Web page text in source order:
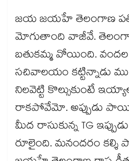
జయ జయహే తెలంగాణ
మోగుతాంది వాజీవే.
బతుకమ్మ వోయింది. వందల
సచివాలయం కట్టిన్నాడు
నిలవెట్టి కొల్సుకుంటే
రాకపోవేమో. అప్పుడు
మీద రాసుకున్న TG
రూలైంది. మనందరం కల్శి